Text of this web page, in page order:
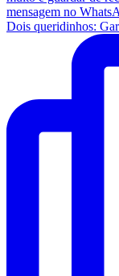
Dois queridinhos: